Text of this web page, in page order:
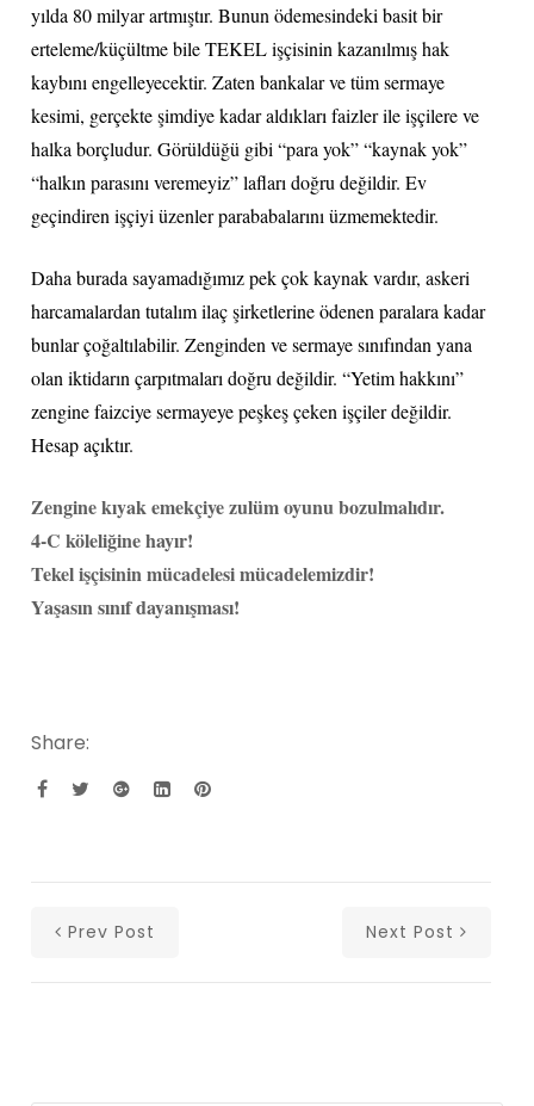
yılda 80 milyar artmıştır. Bunun ödemesindeki basit bir
erteleme/küçültme bile TEKEL işçisinin kazanılmış hak
kaybını engelleyecektir. Zaten bankalar ve tüm sermaye
kesimi, gerçekte şimdiye kadar aldıkları faizler ile işçilere ve
halka borçludur. Görüldüğü gibi “para yok” “kaynak yok”
“halkın parasını veremeyiz” lafları doğru değildir. Ev
geçindiren işçiyi üzenler parababalarını üzmemektedir.
Daha burada sayamadığımız pek çok kaynak vardır, askeri
harcamalardan tutalım ilaç şirketlerine ödenen paralara kadar
bunlar çoğaltılabilir. Zenginden ve sermaye sınıfından yana
olan iktidarın çarpıtmaları doğru değildir. “Yetim hakkını”
zengine faizciye sermayeye peşkeş çeken işçiler değildir.
Hesap açıktır.
Zengine kıyak emekçiye zulüm oyunu bozulmalıdır.
4-C köleliğine hayır!
Tekel işçisinin mücadelesi mücadelemizdir!
Yaşasın sınıf dayanışması!
Share:
Prev Post Next Post